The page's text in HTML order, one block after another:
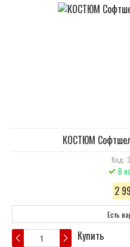
КОСТЮМ
Код:
В
2
Есть
Купить